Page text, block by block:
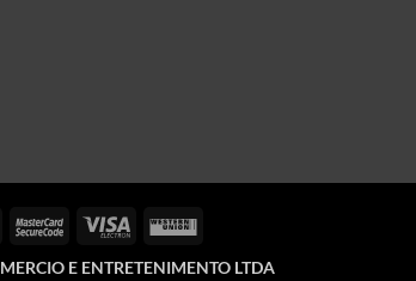
Maestro MasterCard
Visa
Western
E ENTRETENIMENTO LTDA